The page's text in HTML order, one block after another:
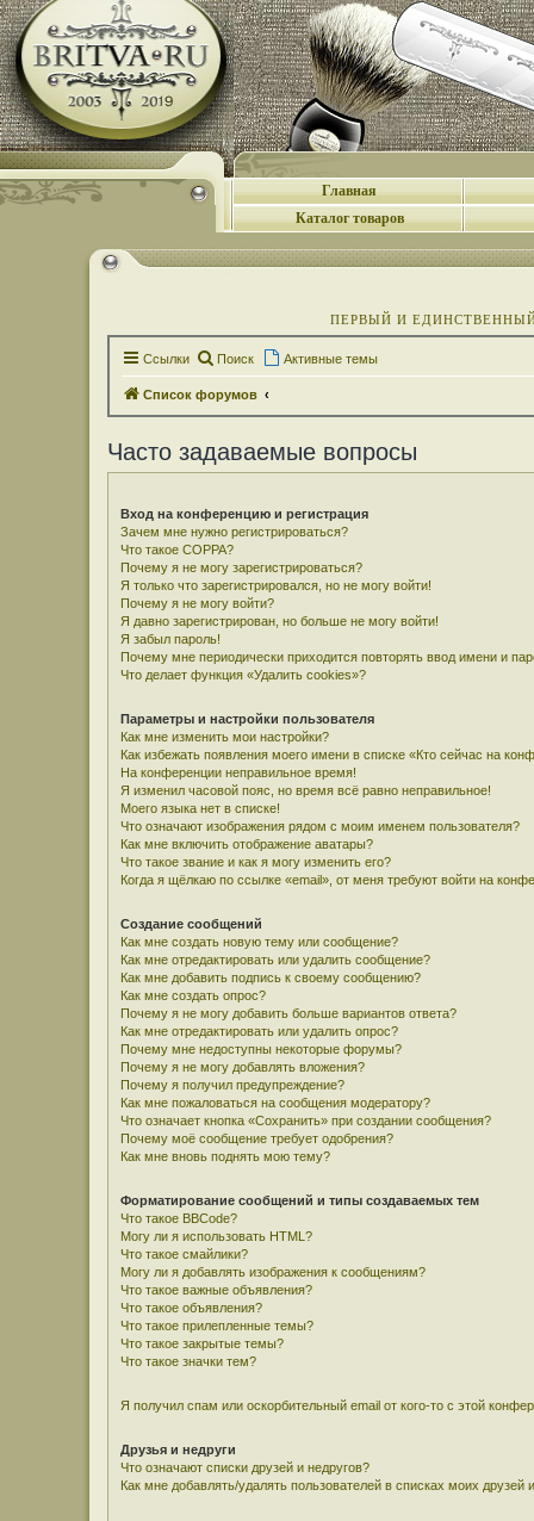
Главная
Каталог товаров
ПЕРВЫЙ И
Ссылки Поиск Активные темы
Список форумов
Часто задаваемые вопросы
Вход на конференцию и регистрация
Зачем мне нужно регистрироваться?
Что такое COPPA?
Почему я не могу зарегистрироваться?
Я только что зарегистрировался, но не могу войти!
Почему я не могу войти?
Я давно зарегистрирован, но больше не могу войти!
Я забыл пароль!
Почему мне периодически приходится повторять ввод имени и
Что делает функция «Удалить cookies»?
Параметры и настройки пользователя
Как мне изменить мои настройки?
Как избежать появления моего имени в списке «Кто сейчас на
На конференции неправильное время!
Я изменил часовой пояс, но время всё равно неправильное!
Моего языка нет в списке!
Что означают изображения рядом с моим именем пользователя?
Как мне включить отображение аватары?
Что такое звание и как я могу изменить его?
Когда я щёлкаю по ссылке «email», от меня требуют войти на
Создание сообщений
Как мне создать новую тему или сообщение?
Как мне отредактировать или удалить сообщение?
Как мне добавить подпись к своему сообщению?
Как мне создать опрос?
Почему я не могу добавить больше вариантов ответа?
Как мне отредактировать или удалить опрос?
Почему мне недоступны некоторые форумы?
Почему я не могу добавлять вложения?
Почему я получил предупреждение?
Как мне пожаловаться на сообщения модератору?
Что означает кнопка «Сохранить» при создании сообщения?
Почему моё сообщение требует одобрения?
Как мне вновь поднять мою тему?
Форматирование сообщений и типы создаваемых тем
Что такое BBCode?
Могу ли я использовать HTML?
Что такое смайлики?
Могу ли я добавлять изображения к сообщениям?
Что такое важные объявления?
Что такое объявления?
Что такое прилепленные темы?
Что такое закрытые темы?
Что такое значки тем?
Я получил спам или оскорбительный email от кого-то с этой
Друзья и недруги
Что означают списки друзей и недругов?
Как мне добавлять/удалять пользователей в списках моих друзей